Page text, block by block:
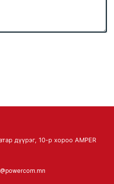
дүүрэг, 10-р хороо AMPER